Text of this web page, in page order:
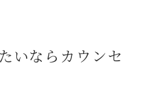
いならカウンセ